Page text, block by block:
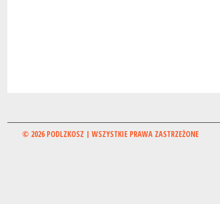
© 2026 PODLZKOSZ | WSZYSTKIE PRAWA ZASTRZEŻONE